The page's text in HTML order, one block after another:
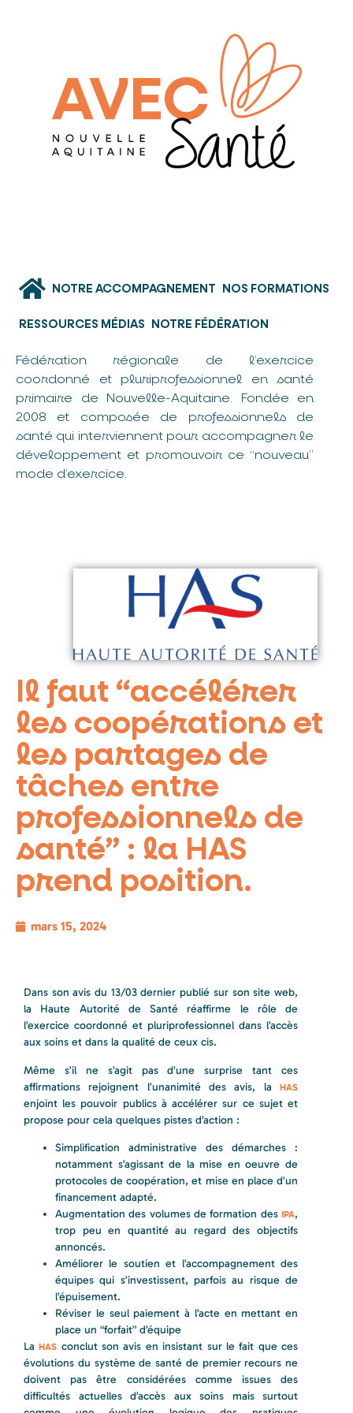
NOTRE ACCOMPAGNEMENT NOS FORMATIONS
RESSOURCES MÉDIAS NOTRE FÉDÉRATION
Fédération régionale de l’exercice
coordonné et pluriprofessionnel en santé
primaire de Nouvelle-Aquitaine. Fondée en
2008 et composée de professionnels de
santé qui interviennent pour accompagner le
développement et promouvoir ce “nouveau”
mode d’exercice.
Il faut “accélérer
les coopérations et
les partages de
tâches entre
professionnels de
santé” : la HAS
prend position.
mars 15, 2024
Dans son avis du 13/03 dernier publié sur son site web,
la Haute Autorité de Santé réaffirme le rôle de
l’exercice coordonné et pluriprofessionnel dans l’accès
aux soins et dans la qualité de ceux cis.
Même s’il ne s’agit pas d’une surprise tant ces
affirmations rejoignent l’unanimité des avis, la
HAS
enjoint les pouvoir publics à accélérer sur ce sujet et
propose pour cela quelques pistes d’action :
Simplification administrative des démarches :
notamment s’agissant de la mise en oeuvre de
protocoles de coopération, et mise en place d’un
financement adapté.
Augmentation des volumes de formation des IPA,
trop peu en quantité au regard des objectifs
annoncés.
Améliorer le soutien et l’accompagnement des
équipes qui s’investissent, parfois au risque de
l’épuisement.
Réviser le seul paiement à l’acte en mettant en
place un “forfait” d’équipe
LaHAS conclut son avis en insistant sur le fait que ces
évolutions du système de santé de premier recours ne
doivent pas être considérées comme issues des
difficultés actuelles d’accès aux soins mais surtout